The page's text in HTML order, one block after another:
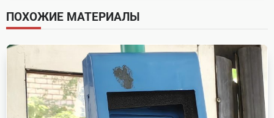
screen-
reader-
text">Page</span>
ПОХОЖИЕ МАТЕРИАЛЫ